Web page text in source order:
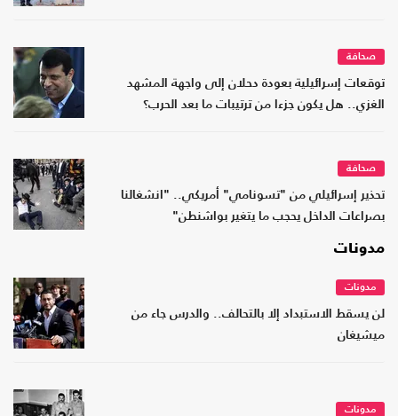
صحافة
توقعات إسرائيلية بعودة دحلان إلى واجهة المشهد
الغزي.. هل يكون جزءا من ترتيبات ما بعد الحرب؟
صحافة
تحذير إسرائيلي من "تسونامي" أمريكي.. "انشغالنا
بصراعات الداخل يحجب ما يتغير بواشنطن"
مدونات
مدونات
لن يسقط الاستبداد إلا بالتحالف.. والدرس جاء من
ميشيغان
مدونات